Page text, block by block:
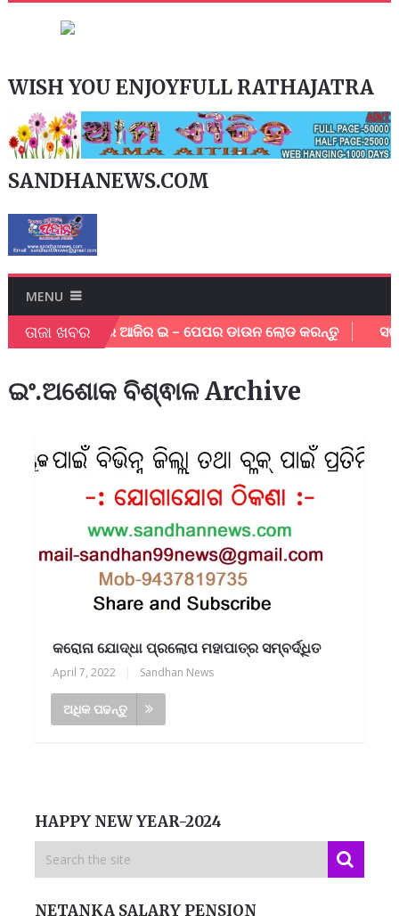
WISH YOU ENJOYFULL RATHAJATRA
SANDHANEWS.COM
MENU
ତାଜା ଖବର
କ୍ଲିକ କରି ଆଜିର ଇ – ପେପର ଡାଉନ ଲୋଡ କରନ୍ତୁ
ଇଂ.ଅଶୋକ ବିଶ୍ଵାଳ Archive
କରୋନା ଯୋଦ୍ଧା ପ୍ରଲୋପ ମହାପାତ୍ର ସମ୍ବର୍ଦ୍ଧିତ
April 7, 2022 Sandhan News
ଅଧିକ ପଢନ୍ତୁ
HAPPY NEW YEAR-2024
NETANKA SALARY PENSION